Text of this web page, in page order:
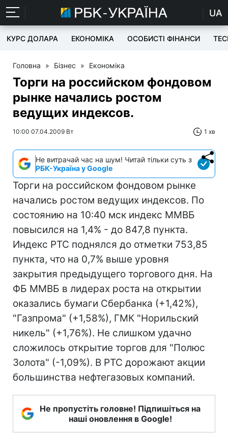
UA
КУРС ДОЛАРА ЕКОНОМІКА ОСОБИСТІ ФІНАНСИ
Головна » Бізнес » Економіка
Торги на российском фондовом
рынке начались ростом
ведущих индексов.
10:00 07.04.2009 Вт 1 хв
Не витрачай час на шум! Читай тільки суть з
РБК-Україна у Google
Торги на российском фондовом рынке
начались ростом ведущих индексов. По
состоянию на 10:40 мск индекс ММВБ
повысился на 1,4% - до 847,8 пункта.
Индекс РТС поднялся до отметки 753,85
пункта, что на 0,7% выше уровня
закрытия предыдущего торгового дня. На
ФБ ММВБ в лидерах роста на открытии
оказались бумаги Сбербанка (+1,42%),
"Газпрома" (+1,58%), ГМК "Норильский
никель" (+1,76%). Не слишком удачно
сложилось открытие торгов для "Полюс
Золота" (-1,09%). В РТС дорожают акции
большинства нефтегазовых компаний.
Не пропустіть головне! Підпишіться на
наші оновлення в Google!